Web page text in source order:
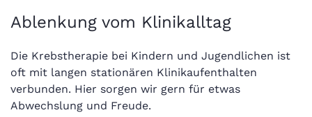
Ablenkung vom Klinikalltag
Die Krebstherapie bei Kindern und Jugendlichen ist
oft mit langen stationären Klinikaufenthalten
verbunden. Hier sorgen wir gern für etwas
Abwechslung und Freude.